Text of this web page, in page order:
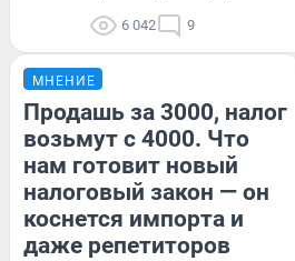
6 042 9
МНЕНИЕ
Продашь за 3000, налог
возьмут с 4000. Что
нам готовит новый
налоговый закон — он
коснется импорта и
даже репетиторов